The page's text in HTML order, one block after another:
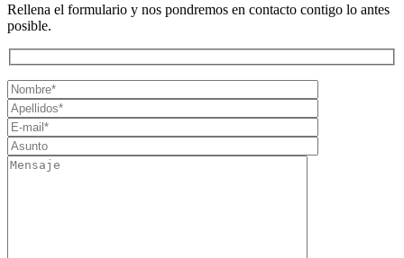
Rellena el formulario y nos pondremos en contacto contigo lo antes
posible.